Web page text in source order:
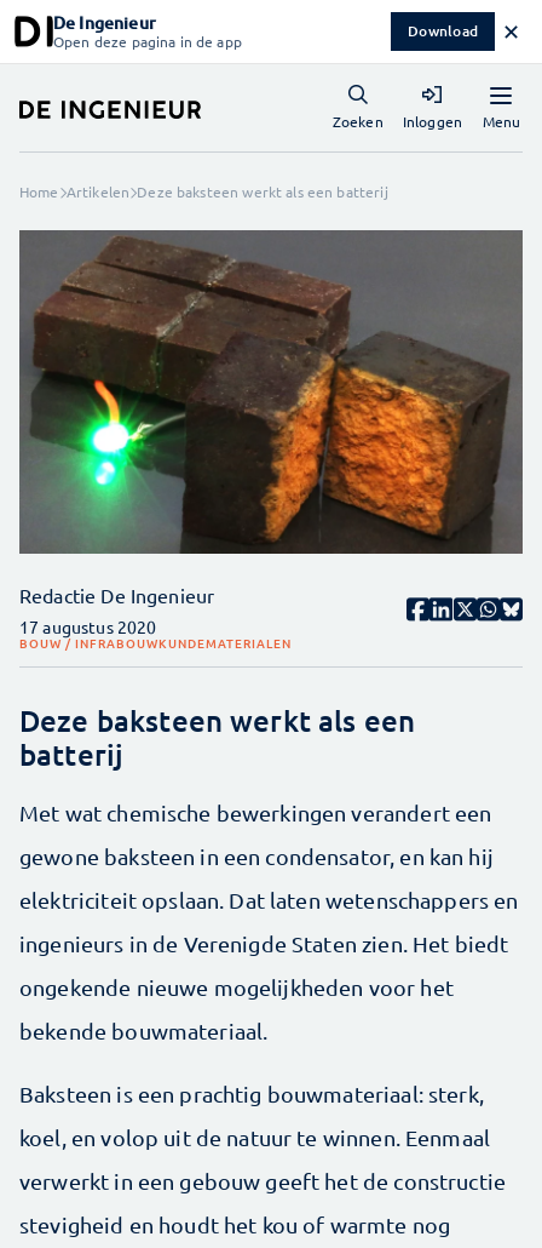
De Ingenieur
Open deze pagina in de app Download ✕
Menu
Zoeken Inloggen
Home Artikelen Deze baksteen werkt als een batterij
Redactie De Ingenieur
17 augustus 2020
BOUW / INFRABOUWKUNDEMATERIALEN
Deze baksteen werkt als een
batterij
Met wat chemische bewerkingen verandert een
gewone baksteen in een condensator, en kan hij
elektriciteit opslaan. Dat laten wetenschappers en
ingenieurs in de Verenigde Staten zien. Het biedt
ongekende nieuwe mogelijkheden voor het
bekende bouwmateriaal.
Baksteen is een prachtig bouwmateriaal: sterk,
koel, en volop uit de natuur te winnen. Eenmaal
verwerkt in een gebouw geeft het de constructie
stevigheid en houdt het kou of warmte nog